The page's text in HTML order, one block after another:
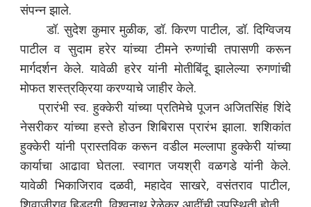
संपन्न झाले.
डॉ. सुदेश कुमार मुळीक, डॉ. किरण पाटील, डॉ. दिग्विजय
पाटील व सुदाम हरेर यांच्या टीमने रुग्णांची तपासणी करून
मार्गदर्शन केले. यावेळी हरेर यांनी मोतीबिंदू झालेल्या रुगणांची
मोफत शस्त्रक्रिया करण्याचे जाहीर केले.
प्रारंभी स्व. हुक्केरी यांच्या प्रतिमेचे पूजन अजितसिंह शिंदे
नेसरीकर यांच्या हस्ते होउन शिबिरास प्रारंभ झाला. शशिकांत
हुक्केरी यांनी प्रास्तविक करून वडील मल्लापा हुक्केरी यांच्या
कार्याचा आढावा घेतला. स्वागत जयश्री वळगडे यांनी केले.
यावेळी भिकाजिराव दळवी, महादेव साखरे, वसंतराव पाटील,